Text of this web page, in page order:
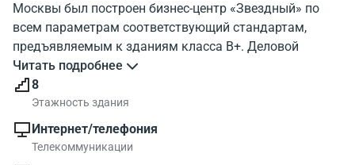
Москвы был построен бизнес-центр «Звездный» по
всем параметрам соответствующий стандартам,
предъявляемым к зданиям класса В+. Деловой
комплекс находится по адресу Аргуновская улица, 5.
Район является одним из известных в столице, здесь
сосредоточена деловая активность, находятся
важнейшие объекты телевещания.
8-ми этажный деловой комплекс находится
Читать подробнее
8
Этажность здания
Интернет/телефония
Телекоммуникации